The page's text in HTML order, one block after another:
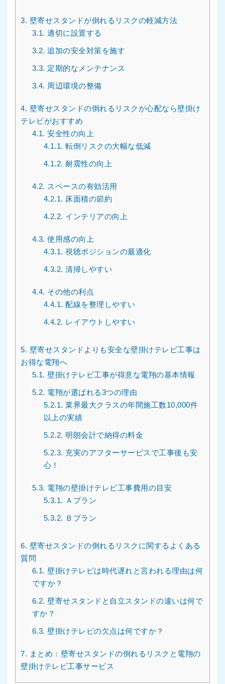
3. 壁寄せスタンドが倒れるリスクの軽減方法
3.1. 適切に設置する
3.2. 追加の安全対策を施す
3.3. 定期的なメンテナンス
3.4. 周辺環境の整備
4. 壁寄せスタンドの倒れるリスクが心配なら壁掛け
テレビがおすすめ
4.1. 安全性の向上
4.1.1. 転倒リスクの大幅な低減
4.1.2. 耐震性の向上
4.2. スペースの有効活用
4.2.1. 床面積の節約
4.2.2. インテリアの向上
4.3. 使用感の向上
4.3.1. 視聴ポジションの最適化
4.3.2. 清掃しやすい
4.4. その他の利点
4.4.1. 配線を整理しやすい
4.4.2. レイアウトしやすい
5. 壁寄せスタンドよりも安全な壁掛けテレビ工事は
お得な電翔へ
5.1. 壁掛けテレビ工事が得意な電翔の基本情報
5.2. 電翔が選ばれる3つの理由
5.2.1. 業界最大クラスの年間施工数10,000件
以上の実績
5.2.2. 明朗会計で納得の料金
5.2.3. 充実のアフターサービスで工事後も安
心！
5.3. 電翔の壁掛けテレビ工事費用の目安
5.3.1. Ａプラン
5.3.2. Ｂプラン
6. 壁寄せスタンドの倒れるリスクに関するよくある
質問
6.1. 壁掛けテレビは時代遅れと言われる理由は何
ですか？
6.2. 壁寄せスタンドと自立スタンドの違いは何で
すか？
6.3. 壁掛けテレビの欠点は何ですか？
7. まとめ：壁寄せスタンドの倒れるリスクと電翔の
壁掛けテレビ工事サービス